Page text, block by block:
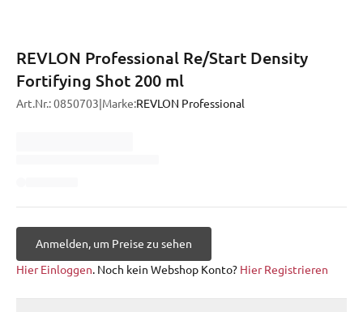
REVLON Professional Re/Start Density
Fortifying Shot 200 ml
Art.Nr.:0850703 Marke:REVLON Professional
Anmelden, um Preise zu sehen
Hier Einloggen. Noch kein Webshop Konto? Hier Registrieren